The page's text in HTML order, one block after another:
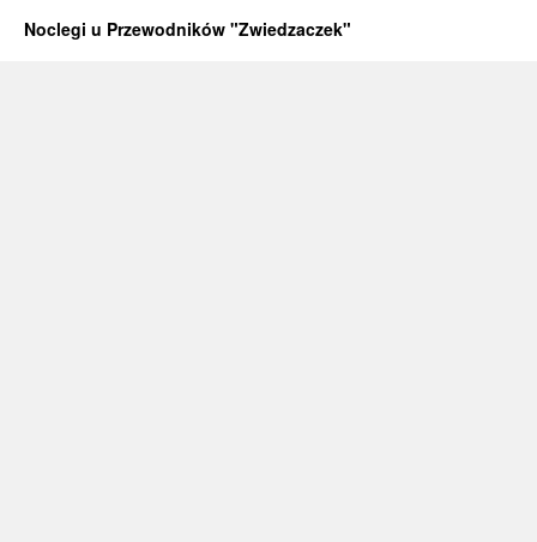
Noclegi u Przewodników "Zwiedzaczek"